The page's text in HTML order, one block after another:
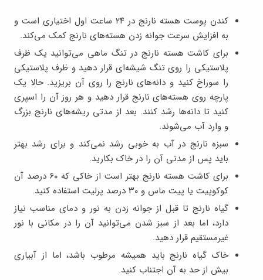
کندن پوست هسته نارنج در ۲۴ ساعت اول اختیاری است و
به افزایش سرعت جوانه زدن هسته‌های نارنج کمک می‌کند.
برای کاشت هسته نارنج در تنگ ماهی می‌توانید یک ظرف
پلاستیکی را روی تنگ شیشه‌ای قرار دهید و ظرف پلاستیکی
را سوراخ کنید و دانه‌های نارنج را روی آن بریزید. حالا یک
پارچه روی هسته‌های نارنج قرار دهید و هر روز آن را اسپری
کنید تا دانه‌ها رشد کنند. بعد از مدتی ریشه‌های نارنج بزرگ
و وارد آب می‌شوند.
سبزه نارنج در آب به خوبی رشد نمی‌کند و برای رشد بهتر
باید پس از مدتی آن را در خاک بکارید.
برای کاشت هسته نارنج بهتر است از خاکی که ۶۰ درصد آن
کوکوپیت یا پیت ماس و ۳۰ درصد پرلیت استفاده کنید.
گیاه نارنج تا قبل از جوانه زدن به نور و دمای مناسب نیاز
دارد، اما بعد از سبز شدن می‌توانید آن را در مکانی با نور
غیرمستقیم قرار دهید.
خاک گیاه نارنج باید همیشه مرطوب باشد، اما از آبیاری
بیش از حد به آن اجتناب کنید.